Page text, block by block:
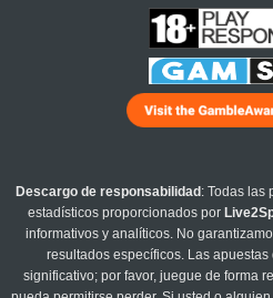
Descargo de responsabilidad : Todas las
estadísticos proporcionados por
informativos y analíticos. No
resultados específicos. Las
significativo; por favor, juegue de forma